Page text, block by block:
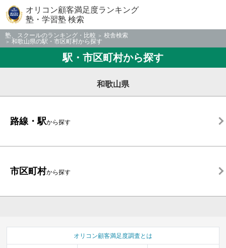
オリコン顧客満足度ランキング
塾・学習塾 検索
塾、スクールのランキング・比較
校舎検索
和歌山県の駅・市区町村から探す
駅・市区町村から探す
和歌山県
路線・駅から探す
市区町村から探す
オリコン顧客満足度調査とは